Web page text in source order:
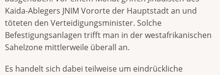
Kaida-Ablegers JNIM Vororte der Hauptstadt an und
töteten den Verteidigungsminister. Solche
Befestigungsanlagen trifft man in der westafrikanischen
Sahelzone mittlerweile überall an.
Es handelt sich dabei teilweise um eindrückliche